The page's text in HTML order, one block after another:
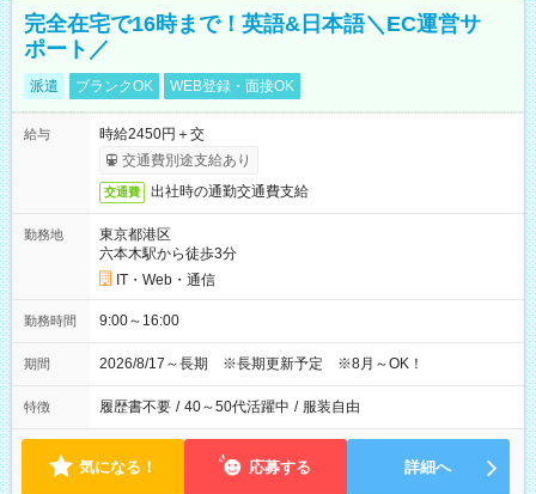
完全在宅で16時まで！英語&日本語＼EC運営サ
ポート／
派遣 ブランクOK WEB登録・面接OK
給与
時給2450円＋交
交通費別途支給あり
交通費 出社時の通勤交通費支給
勤務地
東京都港区
六本木駅から徒歩3分
IT・Web・通信
勤務時間 9:00～16:00
期間 2026/8/17～長期 ※長期更新予定 ※8月～OK！
特徴 履歴書不要 / 40～50代活躍中 / 服装自由
気になる！ 応募する 詳細へ